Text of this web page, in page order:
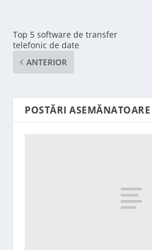
Top 5 software de transfer
telefonic de date
ANTERIOR
POSTĂRI ASEMĂNATOARE